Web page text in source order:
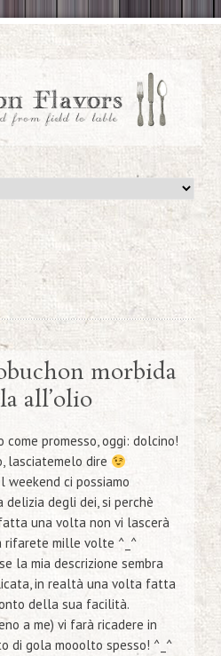
morbida
all’olio
come promesso, oggi: dolcino!
lasciatemelo dire
weekend ci possiamo
delizia degli dei, si perchè
una volta non vi lascerà
rifarete mille volte ^_^
la mia descrizione sembra
in realtà una volta fatta
della sua facilità.
a me) vi farà ricadere in
di gola mooolto spesso! ^_^